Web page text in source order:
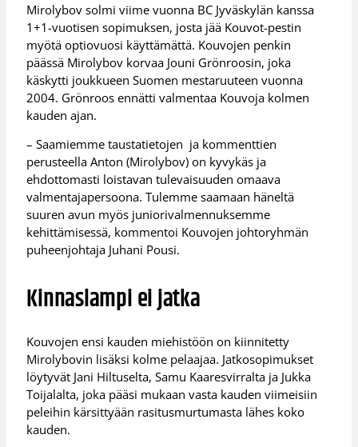
Mirolybov solmi viime vuonna BC Jyväskylän kanssa
1+1-vuotisen sopimuksen, josta jää Kouvot-pestin
myötä optiovuosi käyttämättä. Kouvojen penkin
päässä Mirolybov korvaa Jouni Grönroosin, joka
käskytti joukkueen Suomen mestaruuteen vuonna
2004. Grönroos ennätti valmentaa Kouvoja kolmen
kauden ajan.
– Saamiemme taustatietojen ja kommenttien
perusteella Anton (Mirolybov) on kyvykäs ja
ehdottomasti loistavan tulevaisuuden omaava
valmentajapersoona. Tulemme saamaan häneltä
suuren avun myös juniorivalmennuksemme
kehittämisessä, kommentoi Kouvojen johtoryhmän
puheenjohtaja Juhani Pousi.
Kinnaslampi ei jatka
Kouvojen ensi kauden miehistöön on kiinnitetty
Mirolybovin lisäksi kolme pelaajaa. Jatkosopimukset
löytyvät Jani Hiltuselta, Samu Kaaresvirralta ja Jukka
Toijalalta, joka pääsi mukaan vasta kauden viimeisiin
peleihin kärsittyään rasitusmurtumasta lähes koko
kauden.